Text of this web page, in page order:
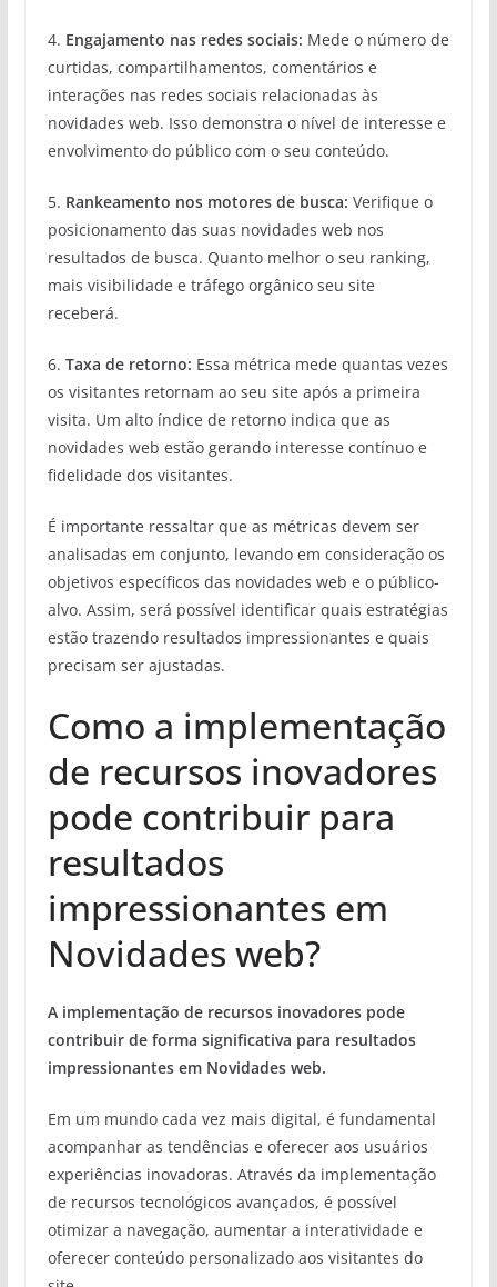
4. Engajamento nas redes sociais: Mede o número de
curtidas, compartilhamentos, comentários e
interações nas redes sociais relacionadas às
novidades web. Isso demonstra o nível de interesse e
envolvimento do público com o seu conteúdo.
5. Rankeamento nos motores de busca: Verifique o
posicionamento das suas novidades web nos
resultados de busca. Quanto melhor o seu ranking,
mais visibilidade e tráfego orgânico seu site
receberá.
6. Taxa de retorno: Essa métrica mede quantas vezes
os visitantes retornam ao seu site após a primeira
visita. Um alto índice de retorno indica que as
novidades web estão gerando interesse contínuo e
fidelidade dos visitantes.
É importante ressaltar que as métricas devem ser
analisadas em conjunto, levando em consideração os
objetivos específicos das novidades web e o público-
alvo. Assim, será possível identificar quais estratégias
estão trazendo resultados impressionantes e quais
precisam ser ajustadas.
Como a implementação
de recursos inovadores
pode contribuir para
resultados
impressionantes em
Novidades web?
A implementação de recursos inovadores pode
contribuir de forma significativa para resultados
impressionantes em Novidades web.
Em um mundo cada vez mais digital, é fundamental
acompanhar as tendências e oferecer aos usuários
experiências inovadoras. Através da implementação
de recursos tecnológicos avançados, é possível
otimizar a navegação, aumentar a interatividade e
oferecer conteúdo personalizado aos visitantes do